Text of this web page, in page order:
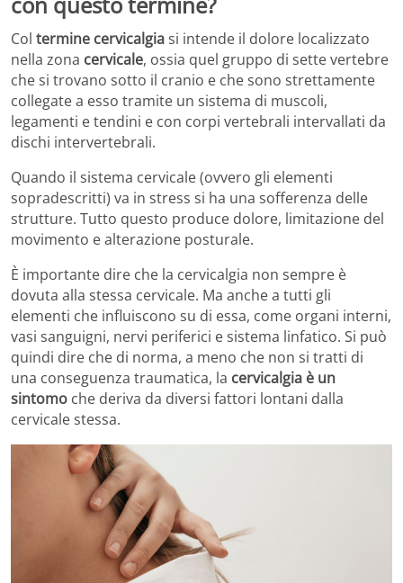
Col termine cervicalgiasi intende il dolore localizzato
nella zona cervicale, ossia quel gruppo di sette vertebre
che si trovano sotto il cranio e che sono strettamente
collegate a esso tramite un sistema di muscoli,
legamenti e tendini e con corpi vertebrali intervallati da
dischi intervertebrali.
Quando il sistema cervicale (ovvero gli elementi
sopradescritti) va in stress si ha una sofferenza delle
strutture. Tutto questo produce dolore, limitazione del
movimento e alterazione posturale.
È importante dire che la cervicalgia non sempre è
dovuta alla stessa cervicale. Ma anche a tutti gli
elementi che influiscono su di essa, come organi interni,
vasi sanguigni, nervi periferici e sistema linfatico. Si può
quindi dire che di norma, a meno che non si tratti di
una conseguenza traumatica, la cervicalgia è un
sintomo che deriva da diversi fattori lontani dalla
cervicale stessa.